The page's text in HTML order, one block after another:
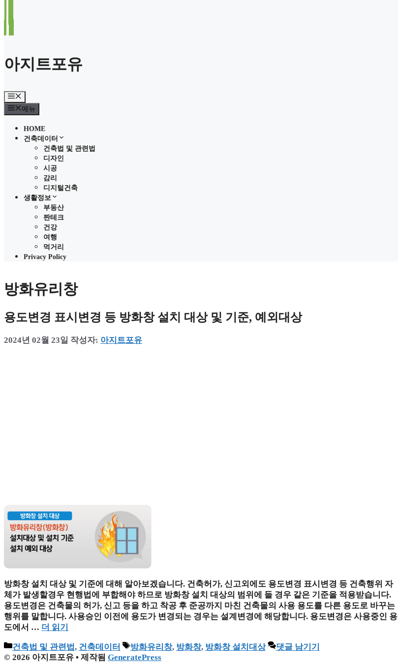
아지트포유
뉴
메뉴
HOME
건축데이터
건축법 및 관련법
디자인
시공
감리
디지털건축
생활정보
부동산
짠테크
건강
여행
먹거리
Privacy Policy
방화유리창
용도변경 표시변경 등 방화창 설치 대상 및 기준, 예외대상
2024년 02월 23일 작성자: 아지트포유
방화창 설치 대상 및 기준에 대해 알아보겠습니다. 건축허가, 신고외에도 용도변경 표시변경 등 건축행위 자
체가 발생할경우 현행법에 부합해야 하므로 방화창 설치 대상의 범위에 들 경우 같은 기준을 적용받습니다.
용도변경은 건축물의 허가, 신고 등을 하고 착공 후 준공까지 마친 건축물의 사용 용도를 다른 용도로 바꾸는
행위를 말합니다. 사용승인 이전에 용도가 변경되는 경우는 설계변경에 해당합니다. 용도변경은 사용중인 용
도에서 … 더 읽기
카
테
건축법 및 관련법, 건축데이터
태
그
방화유리창, 방화창, 방화창 설치대상
댓글 남기기
© 2026 아지트포유 • 제작됨 GeneratePress